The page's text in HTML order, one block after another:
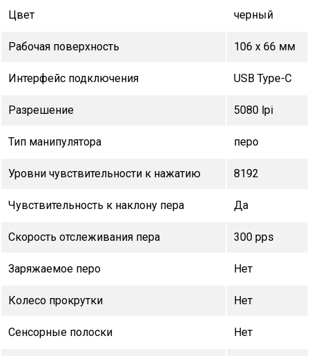
Цвет черный
Рабочая поверхность 106 x 66 мм
Интерфейс подключения USB Type-C
Разрешение 5080 lpi
Тип манипулятора перо
Уровни чувствительности к нажатию 8192
Чувствительность к наклону пера Да
Скорость отслеживания пера 300 pps
Заряжаемое перо Нет
Колесо прокрутки Нет
Сенсорные полоски Нет